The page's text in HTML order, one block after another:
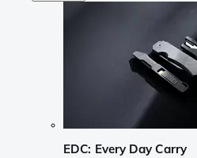
EDC: Every Day Carry